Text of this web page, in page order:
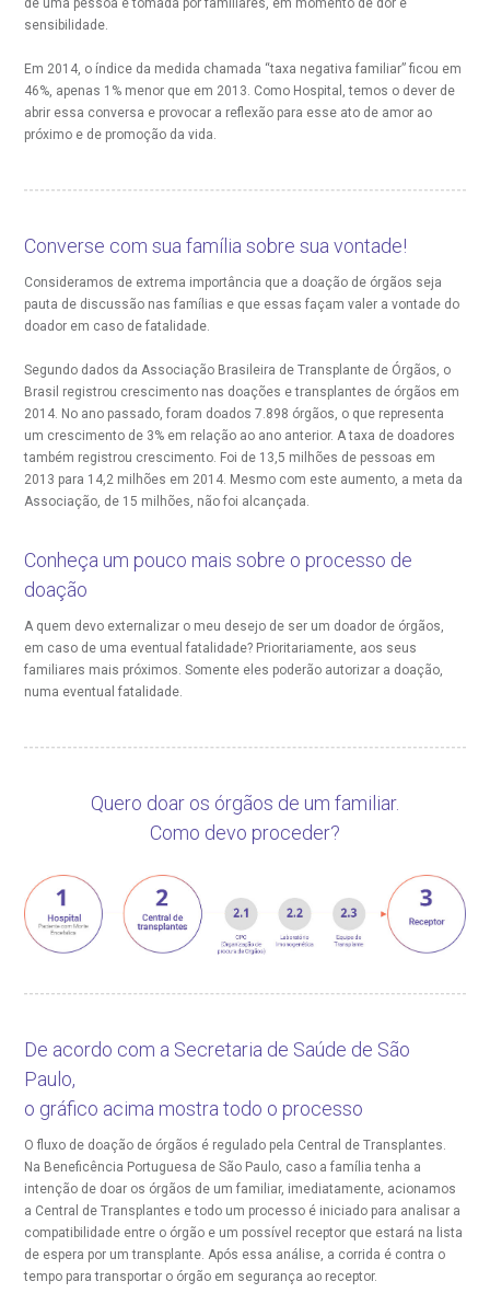
de Exames
Horário de atendimento: 2ª a 6ª feira das 7h às 18h
(11)3505-1000
Fale Conosco
Saiba mais
Endereço:
BP Mirante
Saiba mais
R. Martiniano de Carvalho, 965
CEP: 01323-001 | Bela Vista
São Paulo - SP
Clínica Medicina da Mulher
Saiba mais
Endereço:
corporativa
social
a BP
Conosco
de Benchmarking
de Bioética
Telemedicina BP
Teleinterconsulta
Centro de Doenças Autoimunes
de Visita
de cópia de prontuário médico
de orçamento particular
de veracidade de atestado
atendimento
Cirurgia
frequentes
de Sangue
de órgãos
de cuidado
e perdidos
de Excelência em Ortopedia
sensibilidade.
Em 2014, o índice da medida chamada “taxa negativa familiar” ficou em
46%, apenas 1% menor que em 2013. Como Hospital, temos o dever de
abrir essa conversa e provocar a reflexão para esse ato de amor ao
próximo e de promoção da vida.
Converse com sua família sobre sua vontade!
Consideramos de extrema importância que a doação de órgãos seja
pauta de discussão nas famílias e que essas façam valer a vontade do
doador em caso de fatalidade.
Segundo dados da Associação Brasileira de Transplante de Órgãos, o
Brasil registrou crescimento nas doações e transplantes de órgãos em
2014. No ano passado, foram doados 7.898 órgãos, o que representa
um crescimento de 3% em relação ao ano anterior. A taxa de doadores
também registrou crescimento. Foi de 13,5 milhões de pessoas em
2013 para 14,2 milhões em 2014. Mesmo com este aumento, a meta da
Associação, de 15 milhões, não foi alcançada.
Conheça um pouco mais sobre o processo de
doação
A quem devo externalizar o meu desejo de ser um doador de órgãos,
em caso de uma eventual fatalidade? Prioritariamente, aos seus
familiares mais próximos. Somente eles poderão autorizar a doação,
numa eventual fatalidade.
Quero doar os órgãos de um familiar.
Como devo proceder?
De acordo com a Secretaria de Saúde de São
Paulo,
o gráfico acima mostra todo o processo
O fluxo de doação de órgãos é regulado pela Central de Transplantes.
Na Beneficência Portuguesa de São Paulo, caso a família tenha a
intenção de doar os órgãos de um familiar, imediatamente, acionamos
a Central de Transplantes e todo um processo é iniciado para analisar a
compatibilidade entre o órgão e um possível receptor que estará na lista
de espera por um transplante. Após essa análise, a corrida é contra o
tempo para transportar o órgão em segurança ao receptor.